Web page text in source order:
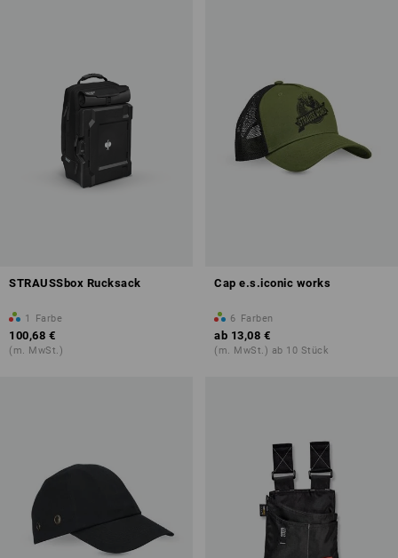
STRAUSSbox Rucksack
1 Farbe
100,68 €
(m. MwSt.)
Cap e.s.iconic works
6 Farben
ab 13,08 €
(m. MwSt.) ab 10 Stück